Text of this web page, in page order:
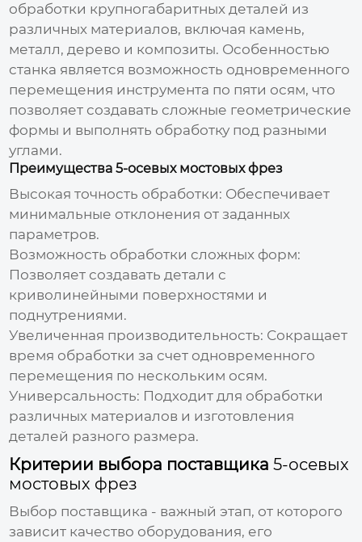
обработки крупногабаритных деталей из
различных материалов, включая камень,
металл, дерево и композиты. Особенностью
станка является возможность одновременного
перемещения инструмента по пяти осям, что
позволяет создавать сложные геометрические
формы и выполнять обработку под разными
углами.
Преимущества 5-осевых мостовых фрез
Высокая точность обработки: Обеспечивает
минимальные отклонения от заданных
параметров.
Возможность обработки сложных форм:
Позволяет создавать детали с
криволинейными поверхностями и
поднутрениями.
Увеличенная производительность: Сокращает
время обработки за счет одновременного
перемещения по нескольким осям.
Универсальность: Подходит для обработки
различных материалов и изготовления
деталей разного размера.
Критерии выбора поставщика5-осевых
мостовых фрез
Выбор поставщика - важный этап, от которого
зависит качество оборудования, его